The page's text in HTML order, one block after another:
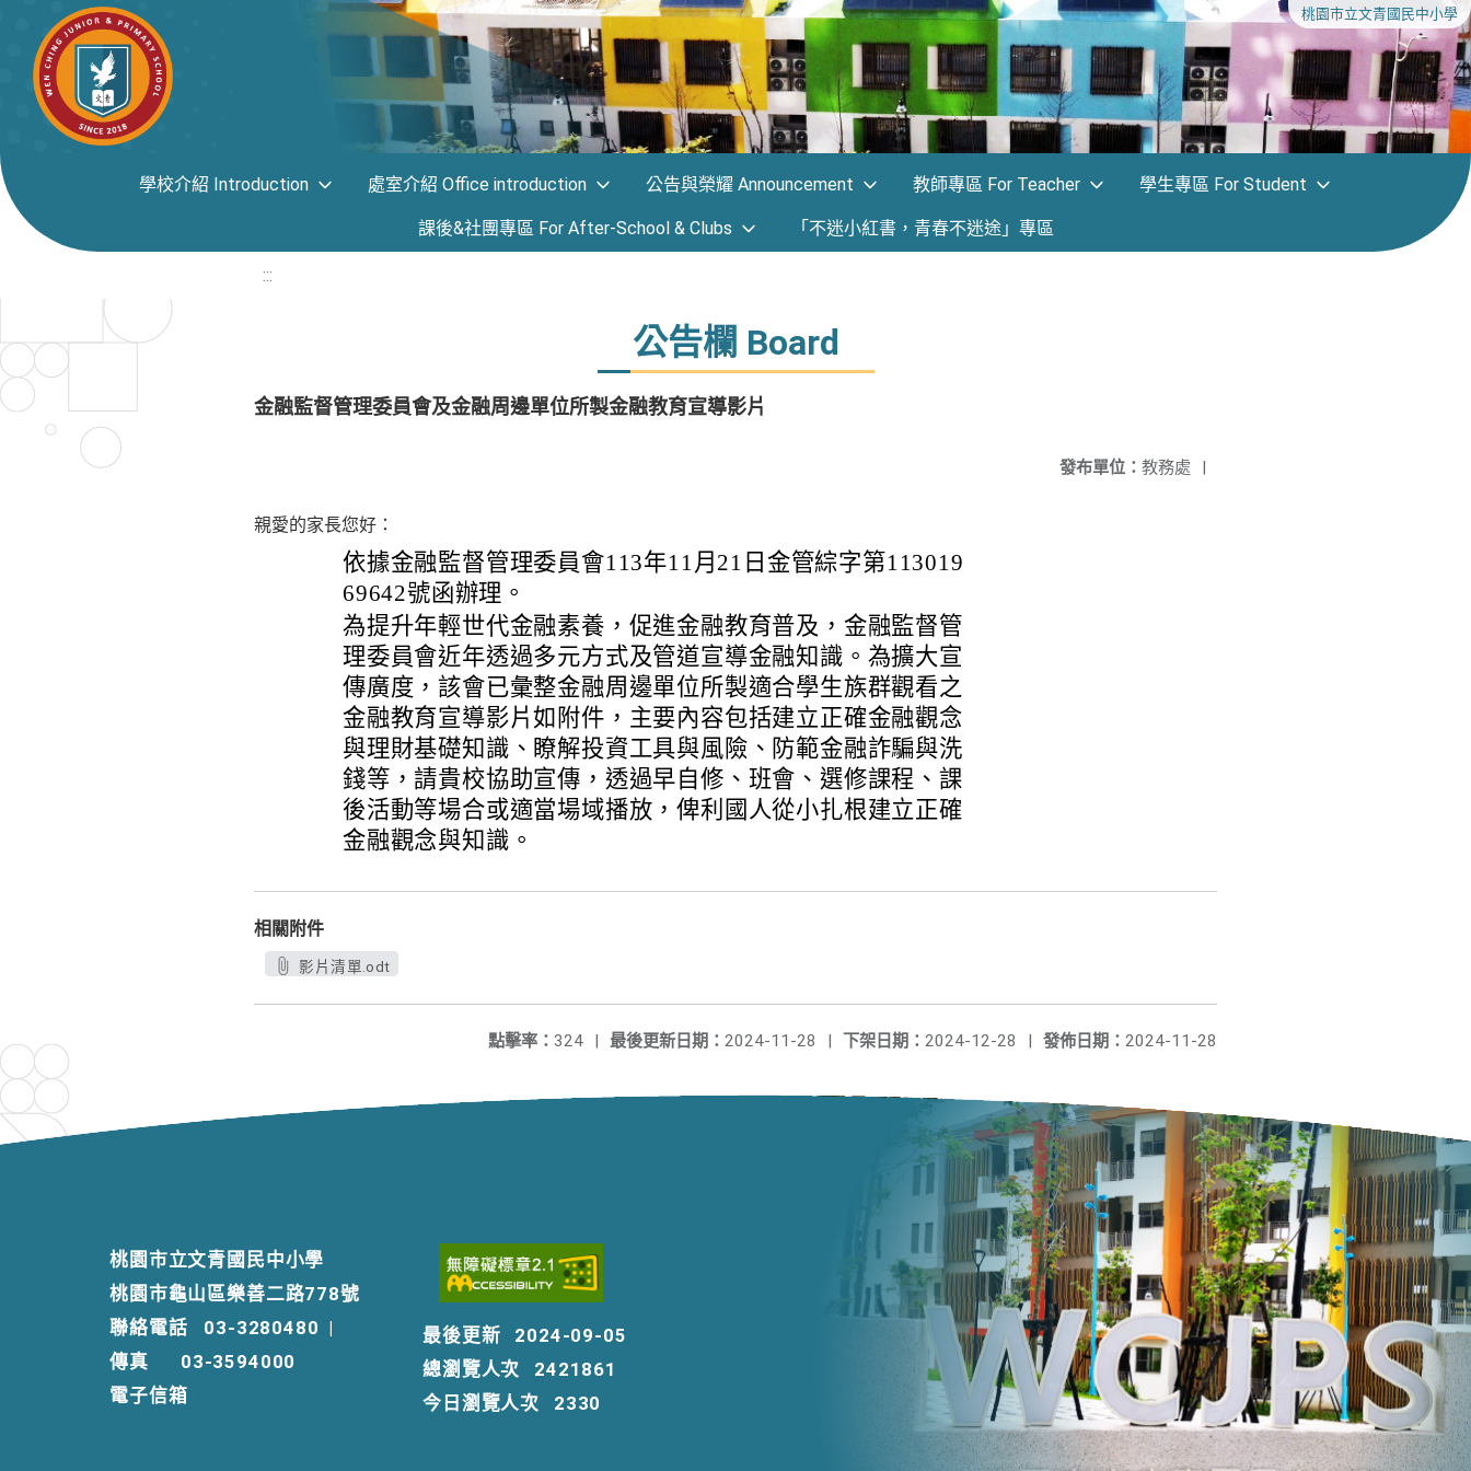
桃園市立文青國民中小學
學校介紹 Introduction 處室介紹 Office introduction 公告與榮耀 Announcement 教師專區 For Teacher 學生專區 For Student
課後&社團專區 For After-School & Clubs 「不迷小紅書，青春不迷途」專區
:::
公告欄 Board
金融監督管理委員會及金融周邊單位所製金融教育宣導影片
發布單位： 教務處 |
親愛的家長您好：
依據金融監督管理委員會113年11月21日金管綜字第113019
69642號函辦理。
為提升年輕世代金融素養，促進金融教育普及，金融監督管
理委員會近年透過多元方式及管道宣導金融知識。為擴大宣
傳廣度，該會已彙整金融周邊單位所製適合學生族群觀看之
金融教育宣導影片如附件，主要內容包括建立正確金融觀念
與理財基礎知識、瞭解投資工具與風險、防範金融詐騙與洗
錢等，請貴校協助宣傳，透過早自修、班會、選修課程、課
後活動等場合或適當場域播放，俾利國人從小扎根建立正確
金融觀念與知識。
相關附件
影片清單.odt
發佈日期： 2024-11-28
下架日期： 2024-12-28 |
最後更新日期： 2024-11-28 |
點擊率： 324 |
桃園市立文青國民中小學
桃園市龜山區樂善二路778號
聯絡電話
03-3280480 |
傳真
03-3594000
電子信箱
最後更新
2024-09-05
總瀏覽人次
2421861
今日瀏覽人次
2330